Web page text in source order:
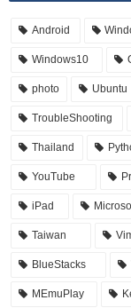
Android
Windows10
photo Ubuntu
TroubleShooting
Thailand
YouTube
iPad
Taiwan
BlueStacks
MEmuPlay